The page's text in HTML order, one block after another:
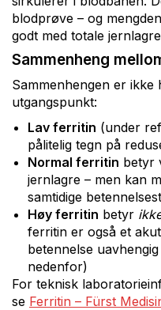
blodprøve – og
godt med totale
Sammenheng
Sammenhengen er
utgangspunkt:
Lav ferritin (under
pålitelig tegn på
Normal ferritin betyr
jernlagre – men kan
samtidige
Høy ferritin betyr
ferritin er også et
betennelse
nedenfor)
For teknisk
se Ferritin – Fürst